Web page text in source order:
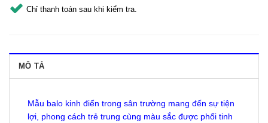
Chỉ thanh toán sau khi kiểm tra.
MÔ TẢ
Mẫu balo kinh điển trong sân trường mang đến sự tiện
lợi, phong cách trẻ trung cùng màu sắc được phối tinh